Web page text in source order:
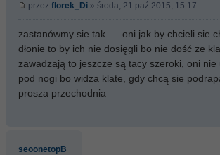
przez florek_Di » środa, 21 paź 2015, 15:17
zastanówmy sie tak..... oni jak by chcieli sie
dłonie to by ich nie dosięgli bo nie dość ze
zawadzają to jeszcze są tacy szeroki, oni
pod nogi bo widza klate, gdy chcą sie
prosza przechodnia
seoonetopB